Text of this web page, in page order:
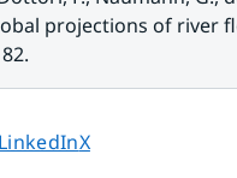
projections of river
på
Dela sidan på
LinkedInDela sidan på
X